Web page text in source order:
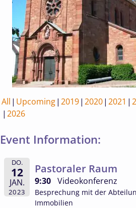
All Upcoming 2019 2020 2021
2026
Event Information:
DO.
12
JAN.
2023
Pastoraler Raum
9:30 Videokonferenz
Besprechung mit der
Immobilien